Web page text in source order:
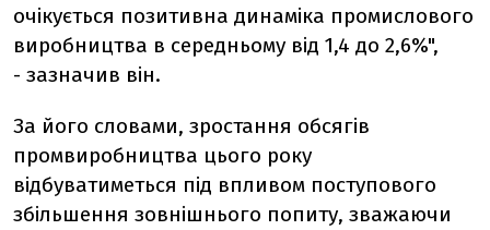
очікується позитивна динаміка промислового
виробництва в середньому від 1,4 до 2,6%",
- зазначив він.
За його словами, зростання обсягів
промвиробництва цього року
відбуватиметься під впливом поступового
збільшення зовнішнього попиту, зважаючи